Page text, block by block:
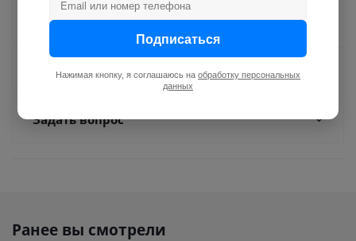
Доставка
Отзывы
Задать вопрос
Ранее вы смотрели
Подписаться
Нажимая кнопку, я соглашаюсь на обработку персональных
данных